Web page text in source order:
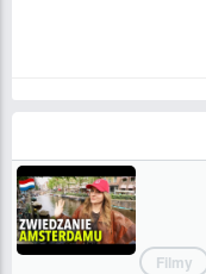
Filmy